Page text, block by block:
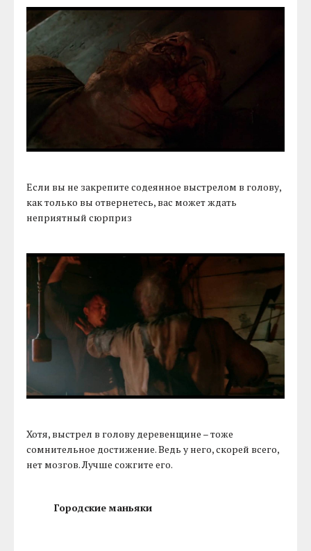
Если вы не закрепите содеянное выстрелом в голову,
как только вы отвернетесь, вас может ждать
неприятный сюрприз
Хотя, выстрел в голову деревенщине – тоже
сомнительное достижение. Ведь у него, скорей всего,
нет мозгов. Лучше сожгите его.
Городские маньяки